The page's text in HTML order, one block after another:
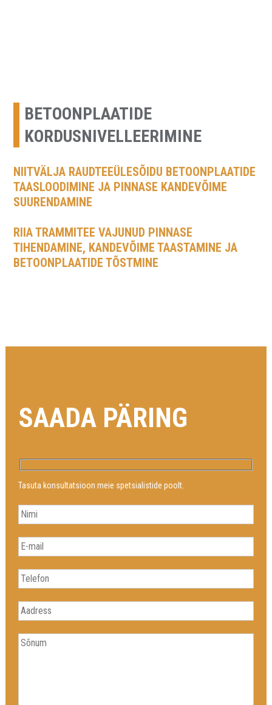
content BETOONPLAATIDE
KORDUSNIVELLEERIMINE
NIITVÄLJA RAUDTEEÜLESÕIDU BETOONPLAATIDE
TAASLOODIMINE JA PINNASE KANDEVÕIME
SUURENDAMINE
RIIA TRAMMITEE VAJUNUD PINNASE
TIHENDAMINE, KANDEVÕIME TAASTAMINE JA
BETOONPLAATIDE TÕSTMINE
SAADA PÄRING
Tasuta konsultatsioon meie spetsialistide poolt.